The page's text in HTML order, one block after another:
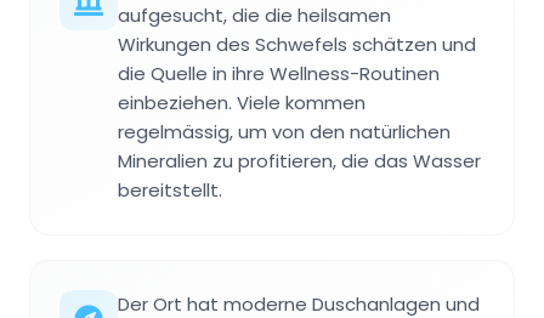
aufgesucht, die die heilsamen
Wirkungen des Schwefels schätzen und
die Quelle in ihre Wellness-Routinen
einbeziehen. Viele kommen
regelmässig, um von den natürlichen
Mineralien zu profitieren, die das Wasser
bereitstellt.
Der Ort hat moderne Duschanlagen und